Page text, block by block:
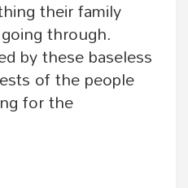
their family
through.
by these baseless
of the people
for the